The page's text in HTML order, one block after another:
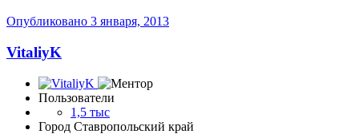
Опубликовано 3 января, 2013
VitaliyK
Пользователи
1,5 тыс
Город Ставропольский край